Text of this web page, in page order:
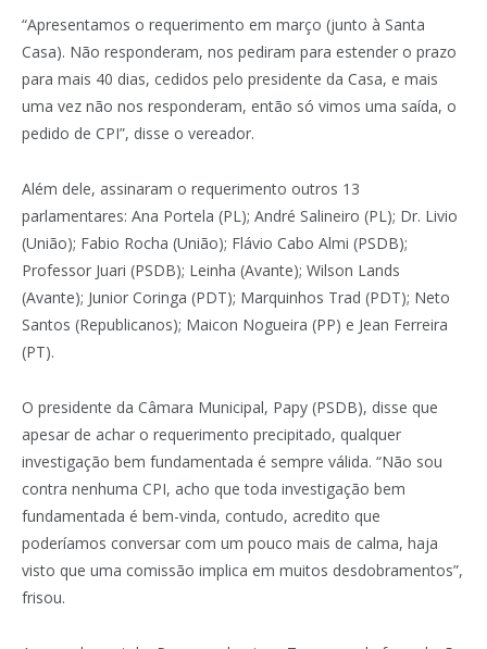
“Apresentamos o requerimento em março (junto à Santa
Casa). Não responderam, nos pediram para estender o prazo
para mais 40 dias, cedidos pelo presidente da Casa, e mais
uma vez não nos responderam, então só vimos uma saída, o
pedido de CPI”, disse o vereador.
Além dele, assinaram o requerimento outros 13
parlamentares: Ana Portela (PL); André Salineiro (PL); Dr. Livio
(União); Fabio Rocha (União); Flávio Cabo Almi (PSDB);
Professor Juari (PSDB); Leinha (Avante); Wilson Lands
(Avante); Junior Coringa (PDT); Marquinhos Trad (PDT); Neto
Santos (Republicanos); Maicon Nogueira (PP) e Jean Ferreira
(PT).
O presidente da Câmara Municipal, Papy (PSDB), disse que
apesar de achar o requerimento precipitado, qualquer
investigação bem fundamentada é sempre válida. “Não sou
contra nenhuma CPI, acho que toda investigação bem
fundamentada é bem-vinda, contudo, acredito que
poderíamos conversar com um pouco mais de calma, haja
visto que uma comissão implica em muitos desdobramentos”,
frisou.